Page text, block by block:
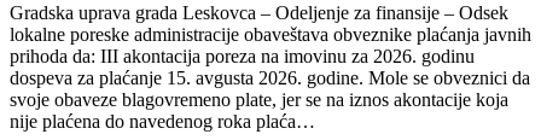
Gradska uprava grada Leskovca – Odeljenje za finansije – Odsek
lokalne poreske administracije obaveštava obveznike plaćanja javnih
prihoda da: III akontacija poreza na imovinu za 2026. godinu
dospeva za plaćanje 15. avgusta 2026. godine. Mole se obveznici da
svoje obaveze blagovremeno plate, jer se na iznos akontacije koja
nije plaćena do navedenog roka plaća…